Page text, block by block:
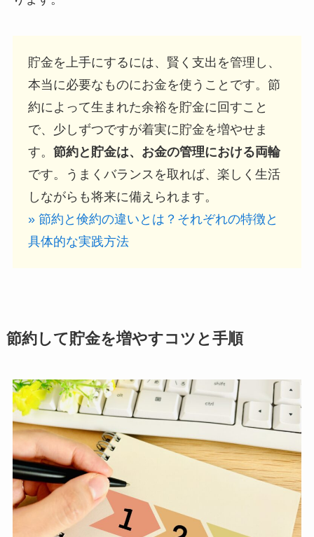
貯金を上手にするには、賢く支出を管理し、
本当に必要なものにお金を使うことです。節
約によって生まれた余裕を貯金に回すこと
で、少しずつですが着実に貯金を増やせま
す。節約と貯金は、お金の管理における両輪
です。うまくバランスを取れば、楽しく生活
しながらも将来に備えられます。
» 節約と倹約の違いとは？それぞれの特徴と
具体的な実践方法
節約して貯金を増やすコツと手順